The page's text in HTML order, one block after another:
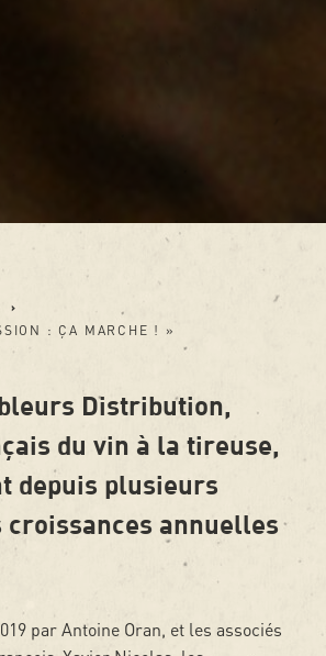
›
: ÇA MARCHE ! »
Distribution,
du vin à la tireuse,
depuis plusieurs
croissances annuelles
par Antoine Oran, et les associés